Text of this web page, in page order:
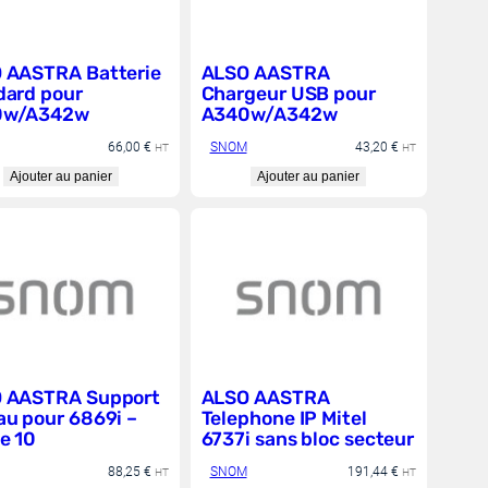
La marque continue
besoins des utilisateurs. Pour
AASTRA Batterie
pour
A342w
66,00 € HT
Ajouter au panier
ALSO AASTRA
Chargeur USB pour
A340w/A342w
SNOM 43,20 € HT
Ajouter au panier
AASTRA Support
pour 6869i –
10
88,25 € HT
ALSO AASTRA
Telephone IP Mitel
6737i sans bloc secteur
SNOM 191,44 € HT